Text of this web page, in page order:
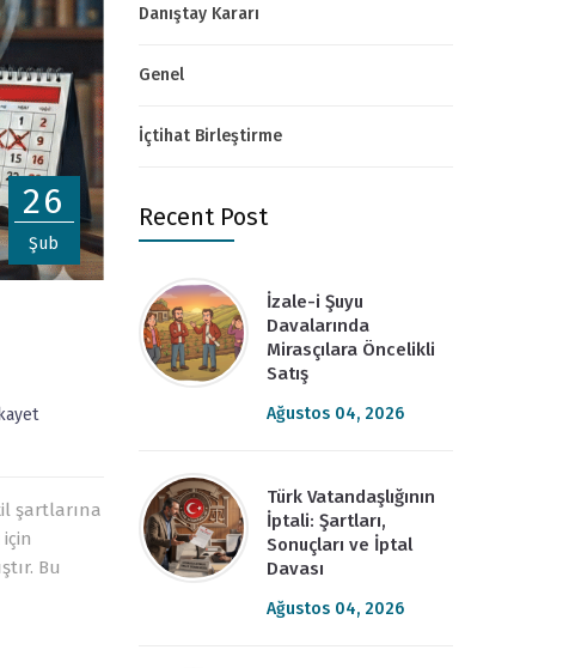
26
Şub
şartlarına
Bu
Danıştay Kararı
Genel
İçtihat Birleştirme
Recent Post
İzale-i Şuyu
Davalarında
Mirasçılara Öncelikli
Satış
Ağustos 04, 2026
Türk Vatandaşlığının
İptali: Şartları,
Sonuçları ve İptal
Davası
Ağustos 04, 2026